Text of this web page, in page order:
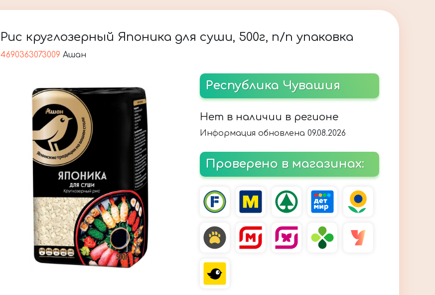
Рис круглозерный Японика для суши, 500г, п/п упаковка
4690363073009 Ашан
Республика Чувашия
Нет в наличии в регионе
Информация обновлена 09.08.2026
Проверено в магазинах: